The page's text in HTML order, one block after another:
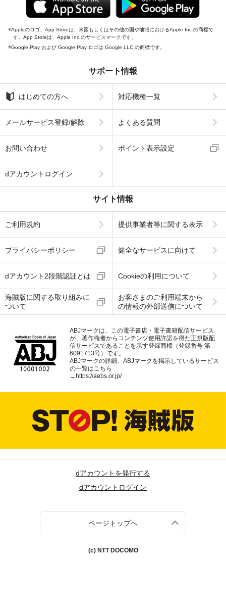
Appleのロゴ、App Storeは、米国もしくはその他の国や地域におけるApple Inc.の商標で
す。App Storeは、Apple Inc.のサービスマークです。
Google Play および Google Play ロゴは Google LLC の商標です。
サポート情報
はじめての方へ 対応機種一覧
メールサービス登録/解除 よくある質問
お問い合わせ ポイント表示設定
dアカウントログイン
サイト情報
ご利用規約 提供事業者等に関する表示
プライバシーポリシー 健全なサービスに向けて
dアカウント2段階認証とは Cookieの利用について
海賊版に関する取り組みに
ついて
お客さまのご利用端末から
の情報の外部送信について
ABJマークは、この電子書店・電子書籍配信サービス
が、著作権者からコンテンツ使用許諾を得た正規版配
信サービスであることを示す登録商標（登録番号 第
6091713号）です。
ABJマークの詳細、ABJマークを掲示しているサービス
の一覧はこちら
→https://aebs.or.jp/
dアカウントを発行する
dアカウントログイン
ページトップへ
(c) NTT DOCOMO